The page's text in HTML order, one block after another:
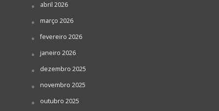
abril 2026
março 2026
fevereiro 2026
janeiro 2026
dezembro 2025
novembro 2025
outubro 2025